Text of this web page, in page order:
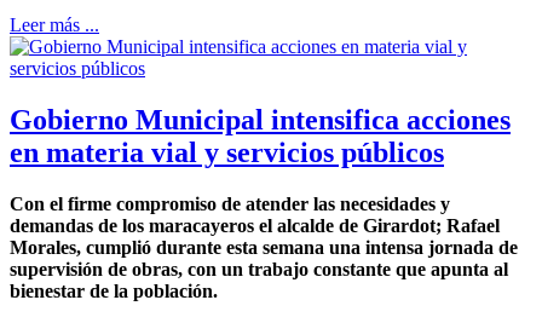
Leer más ...
Gobierno Municipal intensifica acciones
en materia vial y servicios públicos
Con el firme compromiso de atender las necesidades y
demandas de los maracayeros el alcalde de Girardot; Rafael
Morales, cumplió durante esta semana una intensa jornada de
supervisión de obras, con un trabajo constante que apunta al
bienestar de la población.